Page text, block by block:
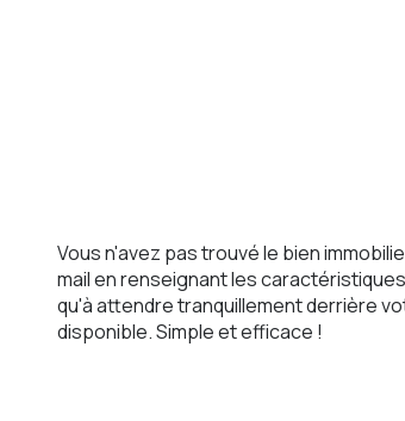
Vous n'avez pas trouvé le bien
mail en renseignant les
qu'à attendre tranquillement derrière
disponible. Simple et efficace !